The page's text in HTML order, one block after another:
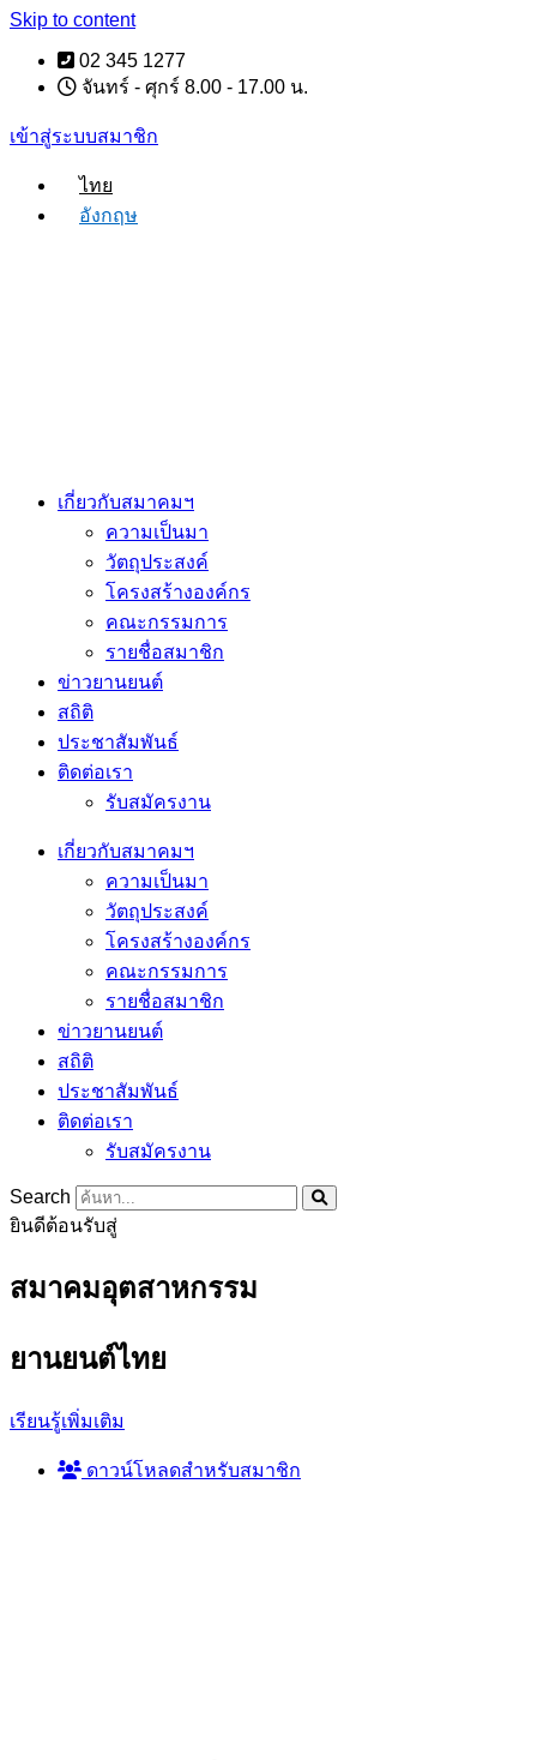
Skip to content
02 345 1277
จันทร์ - ศุกร์ 8.00 - 17.00 น.
เข้าสู่ระบบสมาชิก
ไทย
อังกฤษ
เกี่ยวกับสมาคมฯ
ความเป็นมา
วัตถุประสงค์
โครงสร้างองค์กร
คณะกรรมการ
รายชื่อสมาชิก
ข่าวยานยนต์
สถิติ
ประชาสัมพันธ์
ติดต่อเรา
รับสมัครงาน
เกี่ยวกับสมาคมฯ
ความเป็นมา
วัตถุประสงค์
โครงสร้างองค์กร
คณะกรรมการ
รายชื่อสมาชิก
ข่าวยานยนต์
สถิติ
ประชาสัมพันธ์
ติดต่อเรา
รับสมัครงาน
Search
ยินดีต้อนรับสู่
สมาคมอุตสาหกรรม
ยานยนต์ไทย
เรียนรู้เพิ่มเติม
ดาวน์โหลดสำหรับสมาชิก